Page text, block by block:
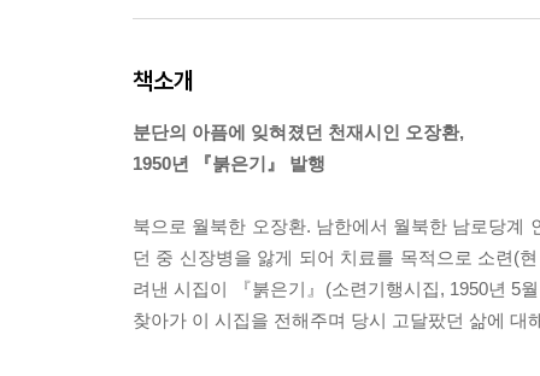
책소개
분단의 아픔에 잊혀졌던 천재시인 오장환,
1950년 『붉은기』 발행
북으로 월북한 오장환. 남한에서 월북한 남로당계
던 중 신장병을 앓게 되어 치료를 목적으로 소련(
려낸 시집이 『붉은기』(소련기행시집, 1950년 5
찾아가 이 시집을 전해주며 당시 고달팠던 삶에